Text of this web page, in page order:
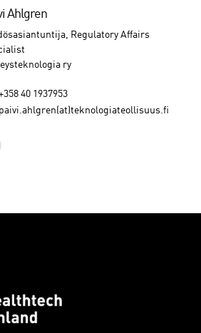
Ahlgren
Regulatory Affairs
ry
40 1937953
paivi.ahlgren(at)teknologiateollisuus.fi